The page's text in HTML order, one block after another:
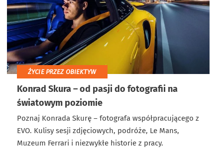
ŻYCIE PRZEZ OBIEKTYW
Konrad Skura – od pasji do fotografii na
światowym poziomie
Poznaj Konrada Skurę – fotografa współpracującego z
EVO. Kulisy sesji zdjęciowych, podróże, Le Mans,
Muzeum Ferrari i niezwykłe historie z pracy.